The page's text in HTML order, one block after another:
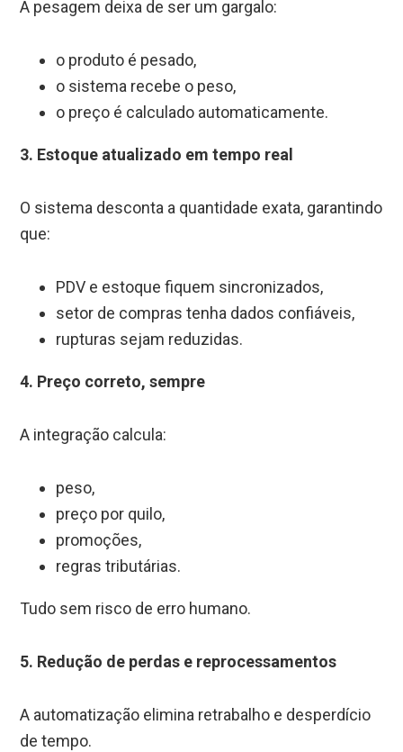
A pesagem deixa de ser um gargalo:
o produto é pesado,
o sistema recebe o peso,
o preço é calculado automaticamente.
3. Estoque atualizado em tempo real
O sistema desconta a quantidade exata, garantindo
que:
PDV e estoque fiquem sincronizados,
setor de compras tenha dados confiáveis,
rupturas sejam reduzidas.
4. Preço correto, sempre
A integração calcula:
peso,
preço por quilo,
promoções,
regras tributárias.
Tudo sem risco de erro humano.
5. Redução de perdas e reprocessamentos
A automatização elimina retrabalho e desperdício
de tempo.